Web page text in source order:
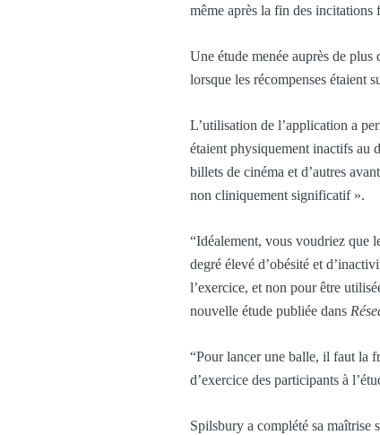
même après la fin des incitations
Une étude menée auprès de
lorsque les récompenses étaient
L’utilisation de l’application a
étaient physiquement inactifs au
billets de cinéma et d’autres
non cliniquement significatif ».
“Idéalement, vous voudriez que
degré élevé d’obésité et
l’exercice, et non pour être
nouvelle étude publiée dans
“Pour lancer une balle, il faut la
d’exercice des participants à
Spilsbury a complété sa maîtrise